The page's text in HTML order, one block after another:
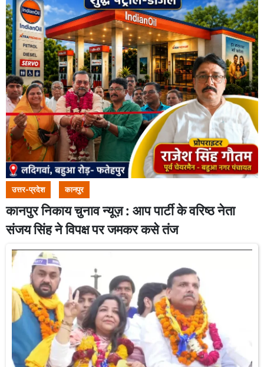
उत्तर-प्रदेश कानपुर
कानपुर निकाय चुनाव न्यूज़ : आप पार्टी के वरिष्ठ नेता
संजय सिंह ने विपक्ष पर जमकर कसे तंज